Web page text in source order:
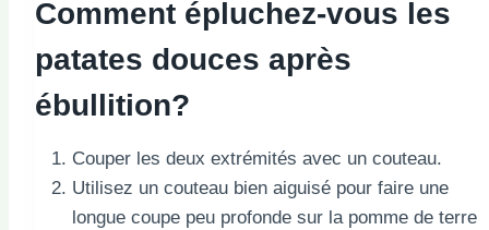
Comment épluchez-vous les
patates douces après
ébullition?
Couper les deux extrémités avec un couteau.
Utilisez un couteau bien aiguisé pour faire une
longue coupe peu profonde sur la pomme de terre